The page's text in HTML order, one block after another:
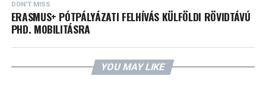
DON'T MISS
ERASMUS+ PÓTPÁLYÁZATI FELHÍVÁS KÜLFÖLDI RÖVIDTÁVÚ
PHD. MOBILITÁSRA
YOU MAY LIKE